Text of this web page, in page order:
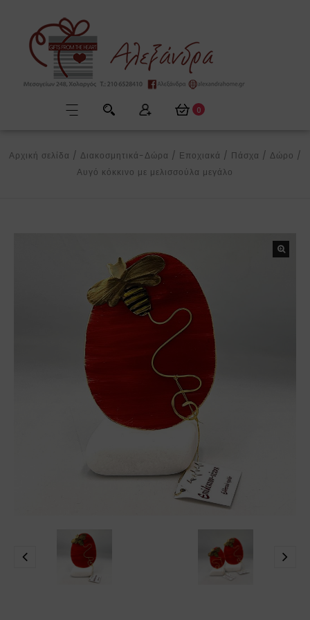
0
Αρχική σελίδα / Διακοσμητικά-Δώρα / Εποχιακά / Πάσχα / Δώρο /
Αυγό κόκκινο με μελισσούλα μεγάλο